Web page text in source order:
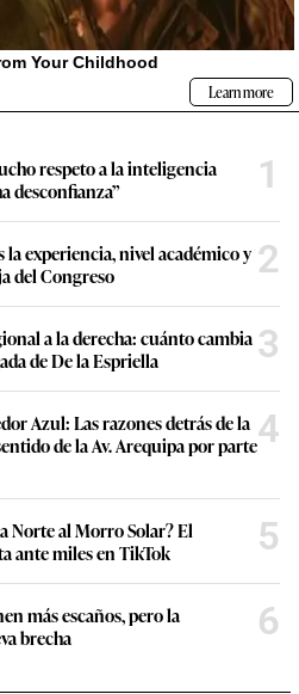
respeto a la inteligencia
desconfianza”
1
la experiencia, nivel académico y
del Congreso
2
a la derecha: cuánto cambia
de De la Espriella
3
Azul: Las razones detrás de la
de la Av. Arequipa por parte4
Norte al Morro Solar? El
ante miles en TikTok
5
más escaños, pero la
brecha
6